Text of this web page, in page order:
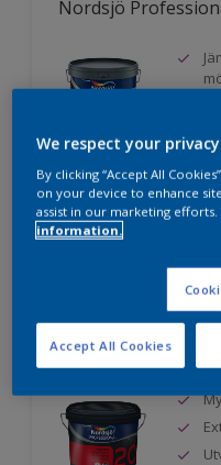
Nordsjö
Jämföra
Nordsjö
We respect your
By clicking “Accept All
on your device to enhance
assist in our marketing efforts.
information.
Accept All Cookies